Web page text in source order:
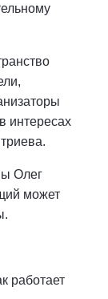
интересах
Олег
может
работает